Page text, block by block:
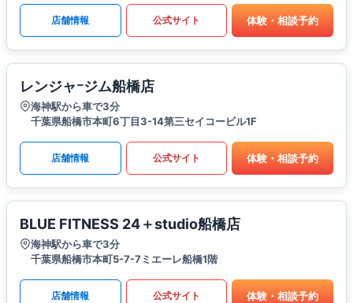
店舗情報 公式サイト 体験・相談予約
レンジャｰジム船橋店
海神駅から車で3分
千葉県船橋市本町6丁目3-14第三セイコービル1F
店舗情報 公式サイト 体験・相談予約
BLUE FITNESS 24＋studio船橋店
海神駅から車で3分
千葉県船橋市本町5-7-7ミエーレ船橋1階
店舗情報 公式サイト 体験・相談予約